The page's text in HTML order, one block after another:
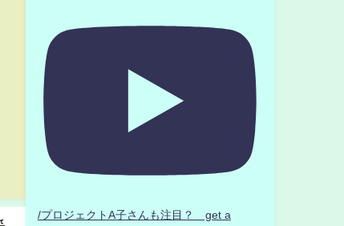
/プロジェクトA子さんも注目？ get a